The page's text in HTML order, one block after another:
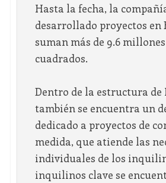
Hasta la fecha, la
desarrollado proyectos en
suman más de 9.6
cuadrados.
Dentro de la estructura
también se encuentra un
dedicado a proyectos de
medida, que atiende las
individuales de los
inquilinos clave se